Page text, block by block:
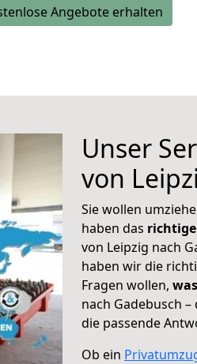
Angebote erhalten
Unser
von
Sie wollen
haben das
von Leipzig nach
haben wir die
Fragen wollen,
nach Gadebusch
die passende
Ob ein